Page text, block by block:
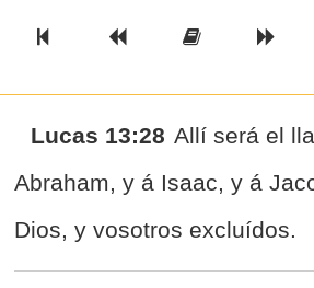
Previous BookPrevious Chapter
Read the
Lucas 13:28 Allí será el
Abraham, y á Isaac, y á
Dios, y vosotros excluídos.